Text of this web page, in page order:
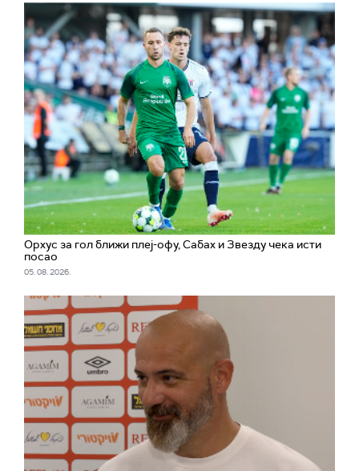
Орхус за гол ближи плеј-офу, Сабах и Звезду чека исти
посао
05. 08. 2026.